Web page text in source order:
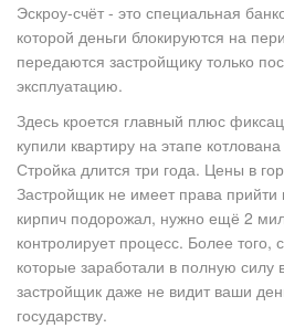
Эскроу-счёт - это специальная
которой деньги блокируются на
передаются застройщику только
эксплуатацию.
Здесь кроется главный плюс
купили квартиру на этапе
Стройка длится три года. Цены в
Застройщик не имеет права прийти
кирпич подорожал, нужно ещё 2
контролирует процесс. Более
которые заработали в полную силу
застройщик даже не видит ваши
государству.